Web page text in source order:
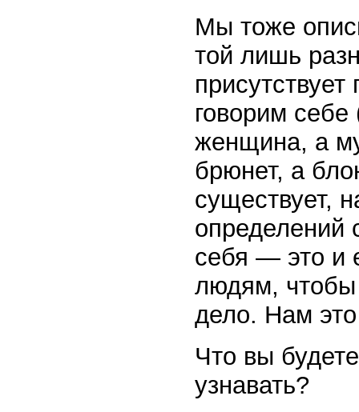
Мы тоже
той лишь
говорим
женщина, а
брюнет, а
существует,
себя — это и
людям, чтобы
дело. Нам
Что вы
узнавать?